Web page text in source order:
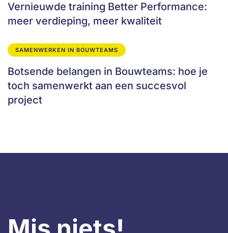
Vernieuwde training Better Performance:
meer verdieping, meer kwaliteit
SAMENWERKEN IN BOUWTEAMS
Botsende belangen in Bouwteams: hoe je
toch samenwerkt aan een succesvol
project